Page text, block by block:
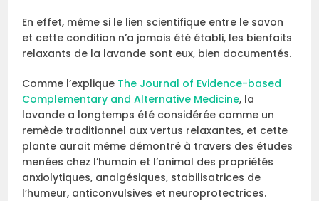
En effet, même si le lien scientifique entre le savon
et cette condition n’a jamais été établi, les bienfaits
relaxants de la lavande sont eux, bien documentés.
Comme l’explique The Journal of Evidence-based
Complementary and Alternative Medicine, la
lavande a longtemps été considérée comme un
remède traditionnel aux vertus relaxantes, et cette
plante aurait même démontré à travers des études
menées chez l’humain et l’animal des propriétés
anxiolytiques, analgésiques, stabilisatrices de
l’humeur, anticonvulsives et neuroprotectrices.